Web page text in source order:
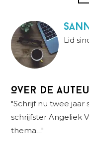
Lid
Over de
"Schrijf nu twee
schrijfster Angeliek
thema…"